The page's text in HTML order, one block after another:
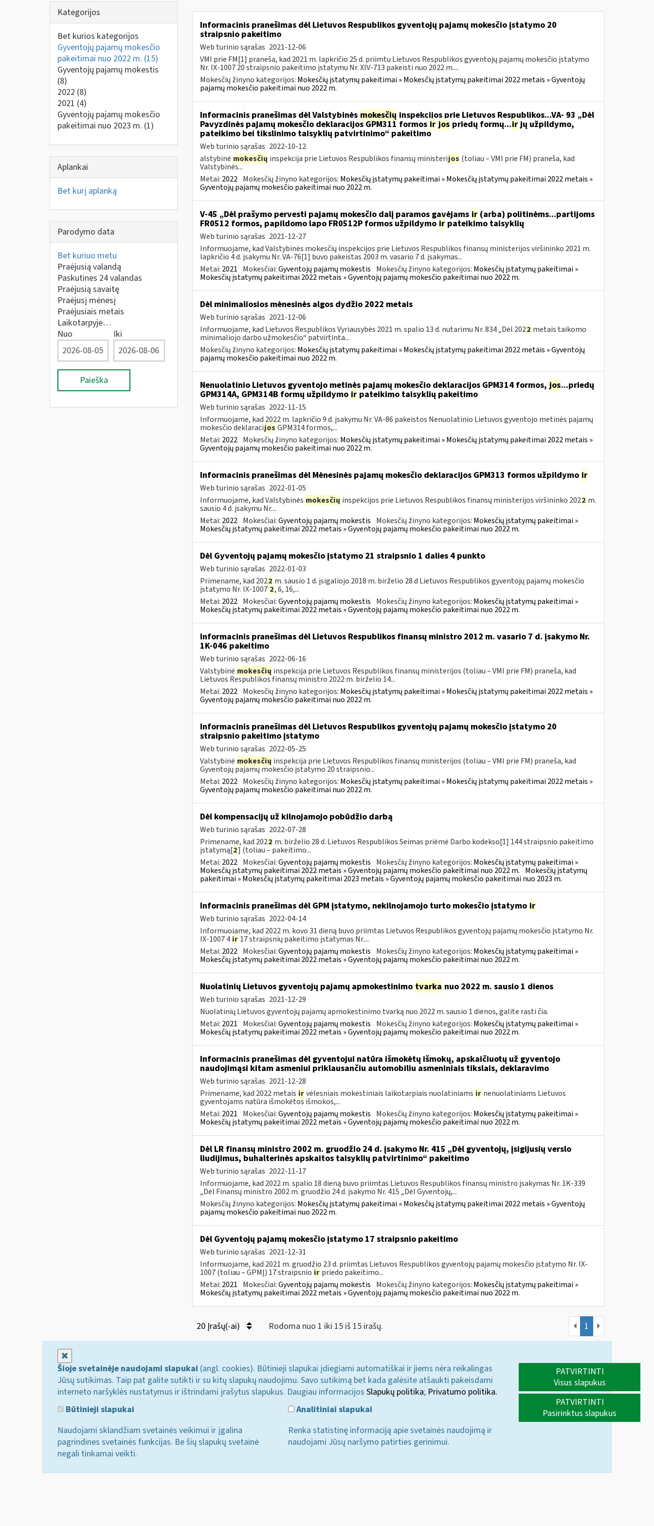
Kategorijos
Bet kurios kategorijos
Gyventojų pajamų mokesčio
pakeitimai nuo 2022 m. (15)
Gyventojų pajamų mokestis
(8)
2022 (8)
2021 (4)
Gyventojų pajamų mokesčio
pakeitimai nuo 2023 m. (1)
Aplankai
Bet kurį aplanką
Parodymo data
Bet kuriuo metu
Praėjusią valandą
Paskutines 24 valandas
Praėjusią savaitę
Praėjusį mėnesį
Praėjusiais metais
Laikotarpyje…
Nuo
Iki
Paieška
Informacinis pranešimas dėl Lietuvos Respublikos gyventojų pajamų mokesčio įstatymo 20
straipsnio pakeitimo
Web turinio sąrašas 2021-12-06
VMI prie FM[1] praneša, kad 2021 m. lapkričio 25 d. priimtu Lietuvos Respublikos gyventojų pajamų mokesčio įstatymo
Nr. IX-1007 20 straipsnio pakeitimo įstatymu Nr. XIV-713 pakeisti nuo 2022 m....
Mokesčių žinyno kategorijos: Mokesčių įstatymų pakeitimai » Mokesčių įstatymų pakeitimai 2022 metais » Gyventojų
pajamų mokesčio pakeitimai nuo 2022 m.
Informacinis pranešimas dėl Valstybinės mokesčių inspekcijos prie Lietuvos Respublikos...VA- 93 „Dėl
Pavyzdinės pajamų mokesčio deklaracijos GPM311 formos ir jos priedų formų...irjų užpildymo,
pateikimo bei tikslinimo taisyklių patvirtinimo“ pakeitimo
Web turinio sąrašas 2022-10-12
alstybinė mokesčių inspekcija prie Lietuvos Respublikos finansų ministerijos (toliau – VMI prie FM) praneša, kad
Valstybinės...
Metai: 2022 Mokesčių žinyno kategorijos: Mokesčių įstatymų pakeitimai » Mokesčių įstatymų pakeitimai 2022 metais »
Gyventojų pajamų mokesčio pakeitimai nuo 2022 m.
V-45 „Dėl prašymo pervesti pajamų mokesčio dalį paramos gavėjams ir(arba) politinėms...partijoms
FR0512 formos, papildomo lapo FR0512P formos užpildymo irpateikimo taisyklių
Web turinio sąrašas 2021-12-27
Informuojame, kad Valstybinės mokesčių inspekcijos prie Lietuvos Respublikos finansų ministerijos viršininko 2021 m.
lapkričio 4 d. įsakymu Nr. VA-76[1] buvo pakeistas 2003 m. vasario 7 d. įsakymas...
Metai: 2021 Mokesčiai:Gyventojų pajamų mokestis Mokesčių žinyno kategorijos: Mokesčių įstatymų pakeitimai »
Mokesčių įstatymų pakeitimai 2022 metais » Gyventojų pajamų mokesčio pakeitimai nuo 2022 m.
Dėl minimaliosios mėnesinės algos dydžio 2022 metais
Web turinio sąrašas 2021-12-06
Informuojame, kad Lietuvos Respublikos Vyriausybės 2021 m. spalio 13 d. nutarimu Nr. 834 „Dėl 2022 metais taikomo
minimaliojo darbo užmokesčio“ patvirtinta...
Mokesčių žinyno kategorijos: Mokesčių įstatymų pakeitimai » Mokesčių įstatymų pakeitimai 2022 metais » Gyventojų
pajamų mokesčio pakeitimai nuo 2022 m.
Nenuolatinio Lietuvos gyventojo metinės pajamų mokesčio deklaracijos GPM314 formos, jos...priedų
GPM314A, GPM314B formų užpildymo irpateikimo taisyklių pakeitimo
Web turinio sąrašas 2022-11-15
Informuojame, kad 2022 m. lapkričio 9 d. įsakymu Nr. VA-86 pakeistos Nenuolatinio Lietuvos gyventojo metinės pajamų
mokesčio deklaracijos GPM314 formos,...
Metai: 2022 Mokesčių žinyno kategorijos: Mokesčių įstatymų pakeitimai » Mokesčių įstatymų pakeitimai 2022 metais »
Gyventojų pajamų mokesčio pakeitimai nuo 2022 m.
Informacinis pranešimas dėl Mėnesinės pajamų mokesčio deklaracijos GPM313 formos užpildymo ir
Web turinio sąrašas 2022-01-05
Informuojame, kad Valstybinės mokesčių inspekcijos prie Lietuvos Respublikos finansų ministerijos viršininko 2022 m.
sausio 4 d. įsakymu Nr....
Metai: 2022 Mokesčiai:Gyventojų pajamų mokestis Mokesčių žinyno kategorijos: Mokesčių įstatymų pakeitimai »
Mokesčių įstatymų pakeitimai 2022 metais » Gyventojų pajamų mokesčio pakeitimai nuo 2022 m.
Dėl Gyventojų pajamų mokesčio įstatymo 21 straipsnio 1 dalies 4 punkto
Web turinio sąrašas 2022-01-03
Primename, kad 2022 m. sausio 1 d. įsigaliojo 2018 m. birželio 28 d Lietuvos Respublikos gyventojų pajamų mokesčio
įstatymo Nr. IX-10072, 6, 16,...
Metai: 2022 Mokesčiai:Gyventojų pajamų mokestis Mokesčių žinyno kategorijos: Mokesčių įstatymų pakeitimai »
Mokesčių įstatymų pakeitimai 2022 metais » Gyventojų pajamų mokesčio pakeitimai nuo 2022 m.
Informacinis pranešimas dėl Lietuvos Respublikos finansų ministro 2012 m. vasario 7 d. įsakymo Nr.
1K-046 pakeitimo
Web turinio sąrašas 2022-06-16
Valstybinė mokesčių inspekcija prie Lietuvos Respublikos finansų ministerijos (toliau – VMI prie FM) praneša, kad
Lietuvos Respublikos finansų ministro 2022 m. birželio 14...
Metai: 2022 Mokesčių žinyno kategorijos: Mokesčių įstatymų pakeitimai » Mokesčių įstatymų pakeitimai 2022 metais »
Gyventojų pajamų mokesčio pakeitimai nuo 2022 m.
Informacinis pranešimas dėl Lietuvos Respublikos gyventojų pajamų mokesčio įstatymo 20
straipsnio pakeitimo įstatymo
Web turinio sąrašas 2022-05-25
Valstybinė mokesčių inspekcija prie Lietuvos Respublikos finansų ministerijos (toliau – VMI prie FM) praneša, kad
Gyventojų pajamų mokesčio įstatymo 20 straipsnio...
Metai: 2022 Mokesčių žinyno kategorijos: Mokesčių įstatymų pakeitimai » Mokesčių įstatymų pakeitimai 2022 metais »
Gyventojų pajamų mokesčio pakeitimai nuo 2022 m.
Dėl kompensacijų už kilnojamojo pobūdžio darbą
Web turinio sąrašas 2022-07-28
Primename, kad 2022 m. birželio 28 d. Lietuvos Respublikos Seimas priėmė Darbo kodekso[1] 144 straipsnio pakeitimo
įstatymą[2] (toliau – pakeitimo...
Metai: 2022 Mokesčiai:Gyventojų pajamų mokestis Mokesčių žinyno kategorijos: Mokesčių įstatymų pakeitimai »
Mokesčių įstatymų pakeitimai 2022 metais » Gyventojų pajamų mokesčio pakeitimai nuo 2022 m. Mokesčių įstatymų
pakeitimai » Mokesčių įstatymų pakeitimai 2023 metais » Gyventojų pajamų mokesčio pakeitimai nuo 2023 m.
Informacinis pranešimas dėl GPM įstatymo, nekilnojamojo turto mokesčio įstatymo ir
Web turinio sąrašas 2022-04-14
Informuojame, kad 2022 m. kovo 31 dieną buvo priimtas Lietuvos Respublikos gyventojų pajamų mokesčio įstatymo Nr.
IX-1007 4 ir 17 straipsnių pakeitimo įstatymas Nr....
Metai: 2022 Mokesčiai:Gyventojų pajamų mokestis Mokesčių žinyno kategorijos: Mokesčių įstatymų pakeitimai »
Mokesčių įstatymų pakeitimai 2022 metais » Gyventojų pajamų mokesčio pakeitimai nuo 2022 m.
Nuolatinių Lietuvos gyventojų pajamų apmokestinimo tvarka nuo 2022 m. sausio 1 dienos
Web turinio sąrašas 2021-12-29
Nuolatinių Lietuvos gyventojų pajamų apmokestinimo tvarką nuo 2022 m. sausio 1 dienos, galite rasti čia.
Metai: 2021 Mokesčiai:Gyventojų pajamų mokestis Mokesčių žinyno kategorijos: Mokesčių įstatymų pakeitimai »
Mokesčių įstatymų pakeitimai 2022 metais » Gyventojų pajamų mokesčio pakeitimai nuo 2022 m.
Informacinis pranešimas dėl gyventojui natūra išmokėtų išmokų, apskaičiuotų už gyventojo
naudojimąsi kitam asmeniui priklausančiu automobiliu asmeniniais tikslais, deklaravimo
Web turinio sąrašas 2021-12-28
Primename, kad 2022 metais ir vėlesniais mokestiniais laikotarpiais nuolatiniams ir nenuolatiniams Lietuvos
gyventojams natūra išmokėtos išmokos,...
Metai: 2021 Mokesčiai:Gyventojų pajamų mokestis Mokesčių žinyno kategorijos: Mokesčių įstatymų pakeitimai »
Mokesčių įstatymų pakeitimai 2022 metais » Gyventojų pajamų mokesčio pakeitimai nuo 2022 m.
Dėl LR finansų ministro 2002 m. gruodžio 24 d. įsakymo Nr. 415 „Dėl gyventojų, įsigijusių verslo
liudijimus, buhalterinės apskaitos taisyklių patvirtinimo“ pakeitimo
Web turinio sąrašas 2022-11-17
Informuojame, kad 2022 m. spalio 18 dieną buvo priimtas Lietuvos Respublikos finansų ministro įsakymas Nr. 1K-339
„Dėl Finansų ministro 2002 m. gruodžio 24 d. įsakymo Nr. 415 „Dėl Gyventojų,...
Mokesčių žinyno kategorijos: Mokesčių įstatymų pakeitimai » Mokesčių įstatymų pakeitimai 2022 metais » Gyventojų
pajamų mokesčio pakeitimai nuo 2022 m.
Dėl Gyventojų pajamų mokesčio įstatymo 17 straipsnio pakeitimo
Web turinio sąrašas 2021-12-31
Informuojame, kad 2021 m. gruodžio 23 d. priimtas Lietuvos Respublikos gyventojų pajamų mokesčio įstatymo Nr. IX-
1007 (toliau – GPMĮ) 17 straipsnio ir priedo pakeitimo...
Metai: 2021 Mokesčiai:Gyventojų pajamų mokestis Mokesčių žinyno kategorijos: Mokesčių įstatymų pakeitimai »
Mokesčių įstatymų pakeitimai 2022 metais » Gyventojų pajamų mokesčio pakeitimai nuo 2022 m.
20 Įrašų(-ai) Rodoma nuo 1 iki 15 iš 15 irašų. 1
Šioje svetainėje naudojami slapukai (angl. cookies). Būtinieji slapukai įdiegiami automatiškai ir jiems nėra reikalingas
Jūsų sutikimas. Taip pat galite sutikti ir su kitų slapukų naudojimu. Savo sutikimą bet kada galėsite atšaukti pakeisdami
interneto naršyklės nustatymus ir ištrindami įrašytus slapukus. Daugiau informacijos Slapukų politika; Privatumo politika.
Būtinieji slapukai
Naudojami sklandžiam svetainės veikimui ir įgalina
pagrindines svetainės funkcijas. Be šių slapukų svetainė
negali tinkamai veikti.
Analitiniai slapukai
Renka statistinę informaciją apie svetainės naudojimą ir
naudojami Jūsų naršymo patirties gerinimui.
PATVIRTINTI
Visus slapukus
PATVIRTINTI
Pasirinktus slapukus